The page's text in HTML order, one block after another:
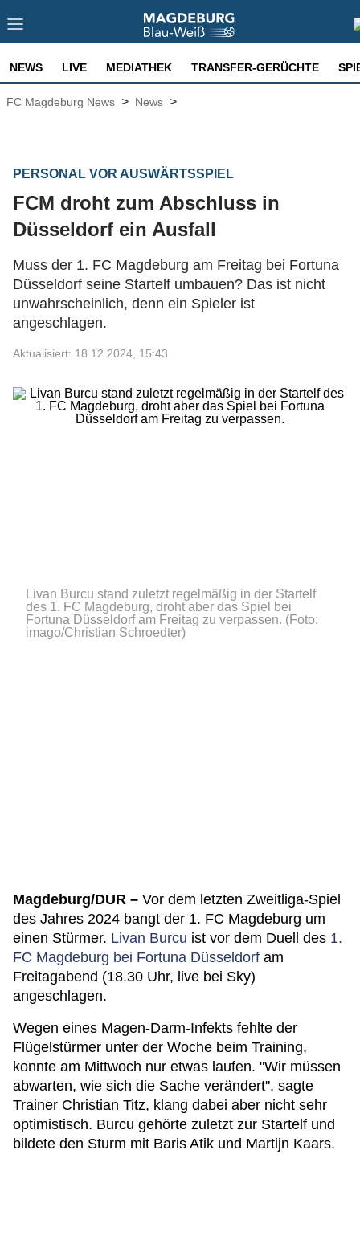
NEWS LIVE MEDIATHEK TRANSFER-GERÜCHTE
FC Magdeburg News > News >
PERSONAL VOR AUSWÄRTSSPIEL
FCM droht zum Abschluss in
Düsseldorf ein Ausfall
Muss der 1. FC Magdeburg am Freitag bei Fortuna
Düsseldorf seine Startelf umbauen? Das ist nicht
unwahrscheinlich, denn ein Spieler ist
angeschlagen.
Aktualisiert: 18.12.2024, 15:43
Livan Burcu stand zuletzt regelmäßig in der Startelf
des 1. FC Magdeburg, droht aber das Spiel bei
Fortuna Düsseldorf am Freitag zu verpassen. (Foto:
imago/Christian Schroedter)
Magdeburg/DUR – Vor dem letzten Zweitliga-Spiel
des Jahres 2024 bangt der 1. FC Magdeburg um
einen Stürmer. Livan Burcu ist vor dem Duell des 1.
FC Magdeburg bei Fortuna Düsseldorf am
Freitagabend (18.30 Uhr, live bei Sky)
angeschlagen.
Wegen eines Magen-Darm-Infekts fehlte der
Flügelstürmer unter der Woche beim Training,
konnte am Mittwoch nur etwas laufen. "Wir müssen
abwarten, wie sich die Sache verändert", sagte
Trainer Christian Titz, klang dabei aber nicht sehr
optimistisch. Burcu gehörte zuletzt zur Startelf und
bildete den Sturm mit Baris Atik und Martijn Kaars.